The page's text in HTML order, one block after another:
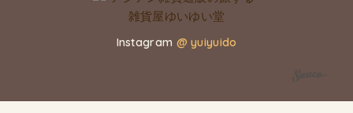
Instagram @ yuiyuido